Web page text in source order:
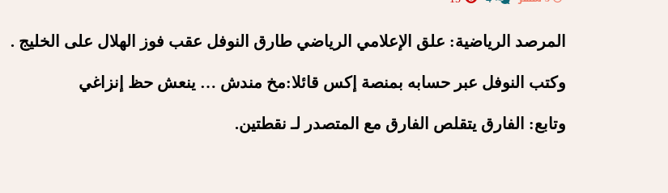
المرصد الرياضية: علق الإعلامي الرياضي طارق النوفل عقب فوز الهلال على الخليج .
وكتب النوفل عبر حسابه بمنصة إكس قائلا:مخ مندش … ينعش حظ إنزاغي
وتابع: الفارق يتقلص الفارق مع المتصدر لـ نقطتين.